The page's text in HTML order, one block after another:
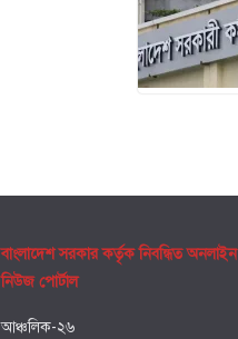
বাংলাদেশ সরকার কর্তৃক নিবন্ধিত অনলাইন
নিউজ পোর্টাল
আঞ্চলিক-২৬